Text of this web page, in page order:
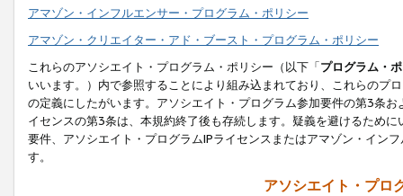
アマゾン・インフルエンサー・プログラム・ポリシー
アマゾン・クリエイター・アド・ブースト・プログラム・ポリシー
これらのアソシエイト・プログラム・ポリシー（以下「プログラム・
いいます。）内で参照することにより組み込まれており、これらのプ
の定義にしたがいます。アソシエイト・プログラム参加要件の第3条
イセンスの第3条は、本規約終了後も存続します。疑義を避けるため
要件、アソシエイト・プログラムIPライセンスまたはアマゾン・イン
す。
アソシエイト・プロ